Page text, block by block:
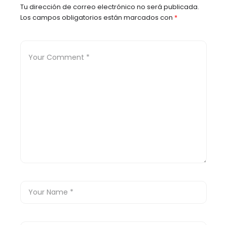
Tu dirección de correo electrónico no será publicada.
Los campos obligatorios están marcados con *